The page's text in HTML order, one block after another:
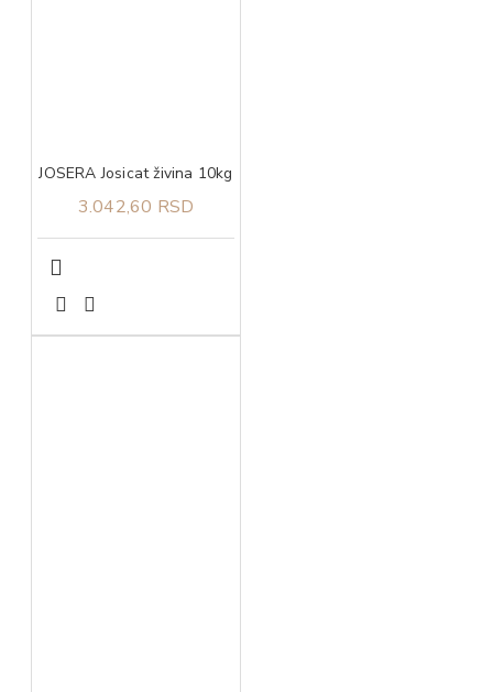
JOSERA Josicat živina 10kg
3.042,60 RSD